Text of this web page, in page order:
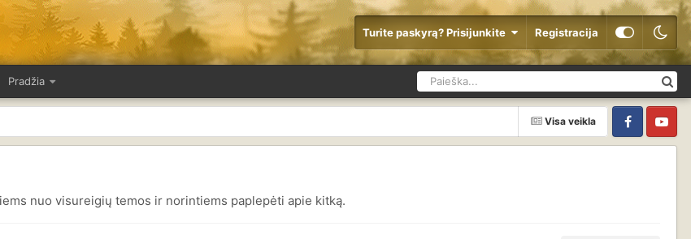
Turite paskyrą? Prisijunkite Registracija
Pradžia
Visa veikla
FacebookYouTube
nuo visureigių temos ir norintiems paplepėti apie kitką.